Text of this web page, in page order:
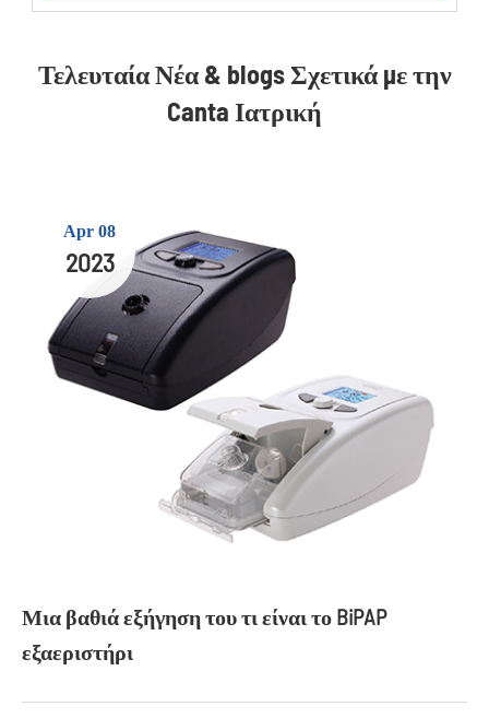
Τελευταία Νέα & blogs Σχετικά με την
Canta Ιατρική
Apr 08
2023
Μια βαθιά εξήγηση του τι είναι το BiPAP
εξαεριστήρι